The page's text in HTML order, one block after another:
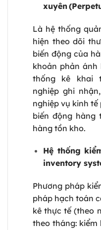
xuyên
Là hệ thống
hiện theo dõi
biến động của
khoản phản ánh
thống kê khai
nghiệp ghi
nghiệp vụ kinh tế
biến động hàng
hàng tồn kho.
Hệ thống
inventory
Phương pháp
pháp hạch toán
kê thực tế (theo
theo tháng: kiểm